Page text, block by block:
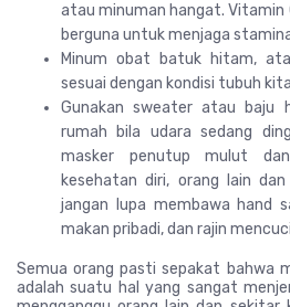
atau minuman hangat.
berguna untuk menjaga
Minum obat batuk hitam,
sesuai dengan kondisi tubuh
Gunakan sweater atau baju
rumah bila udara sedang
masker penutup mulut
kesehatan diri, orang lain
jangan lupa membawa hand
makan pribadi, dan rajin
Semua orang pasti sepakat bahwa
adalah suatu hal yang sangat